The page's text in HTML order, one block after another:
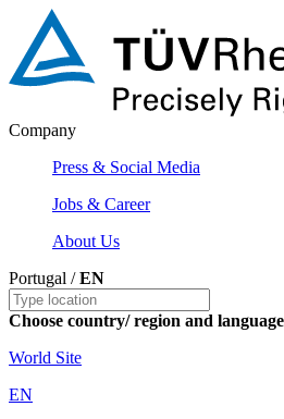
Company
Press & Social Media
Jobs & Career
About Us
Portugal /EN
Choose country/ region and language
World Site
EN